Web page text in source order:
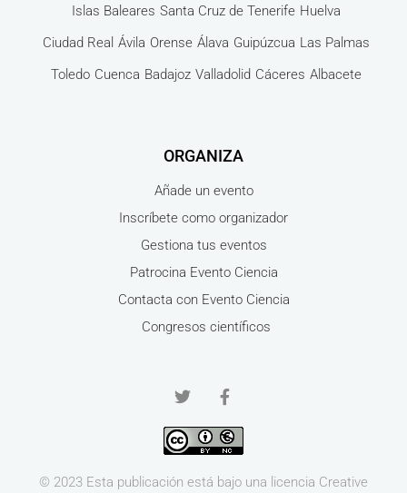
Islas Baleares Santa Cruz de Tenerife Huelva
Ciudad Real Ávila Orense Álava Guipúzcua Las Palmas
Toledo Cuenca Badajoz Valladolid Cáceres Albacete
ORGANIZA
Añade un evento
Inscríbete como organizador
Gestiona tus eventos
Patrocina Evento Ciencia
Contacta con Evento Ciencia
Congresos científicos
© 2023 Esta publicación está bajo una licencia Creative